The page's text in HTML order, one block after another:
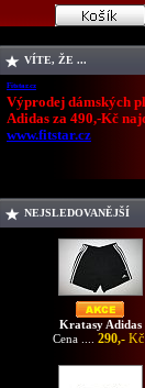
VÍTE, ŽE ...
Fitstar.cz
Výprodej dámských
Adidas za 490,-Kč
www.fitstar.cz
NEJSLEDOVANĚJŠÍ
Kratasy Adidas
Cena .... 290,- Kč